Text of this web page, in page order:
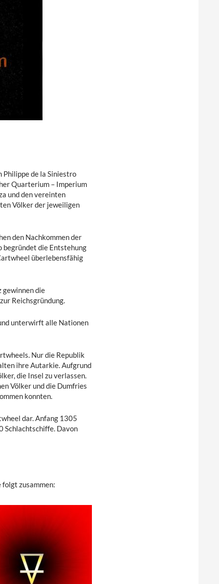
Philippe de la Siniestro
Quarterium – Imperium
und den vereinten
Völker der jeweiligen
den Nachkommen der
die Entstehung
überlebensfähig
gewinnen die
Reichsgründung.
unterwirft alle Nationen
Nur die Republik
ihre Autarkie. Aufgrund
die Insel zu verlassen.
Völker und die Dumfries
konnten.
dar. Anfang 1305
Schlachtschiffe. Davon
zusammen: